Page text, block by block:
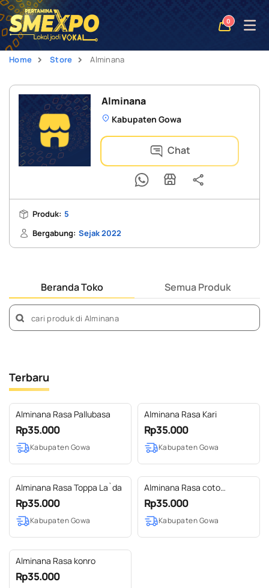
0
Open
Home Store Alminana
Alminana
Kabupaten Gowa
Chat
Produk: 5
Bergabung: Sejak 2022
Beranda Toko Semua Produk
Terbaru
Alminana Rasa Pallubasa
Rp35.000
Kabupaten Gowa
Alminana Rasa Kari
Rp35.000
Kabupaten Gowa
Alminana Rasa Toppa La`da
Rp35.000
Kabupaten Gowa
Alminana Rasa coto
Makassar
Rp35.000
Kabupaten Gowa
Alminana Rasa konro
Rp35.000